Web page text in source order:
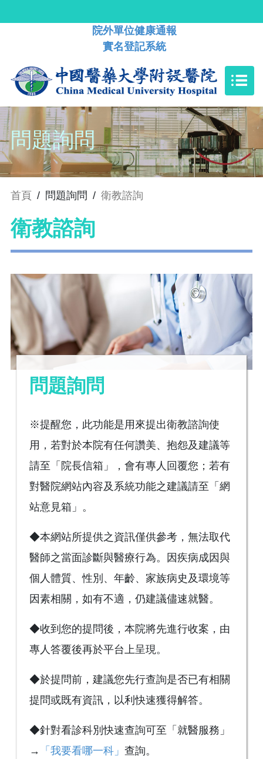
院外單位健康通報
實名登記系統
問題詢問
首頁 / 問題詢問 / 衛教諮詢
衛教諮詢
問題詢問
※提醒您，此功能是用來提出衛教諮詢使
用，若對於本院有任何讚美、抱怨及建議等
請至「院長信箱」，會有專人回覆您；若有
對醫院網站內容及系統功能之建議請至「網
站意見箱」。
◆本網站所提供之資訊僅供參考，無法取代
醫師之當面診斷與醫療行為。因疾病成因與
個人體質、性別、年齡、家族病史及環境等
因素相關，如有不適，仍建議儘速就醫。
◆收到您的提問後，本院將先進行收案，由
專人答覆後再於平台上呈現。
◆於提問前，建議您先行查詢是否已有相關
提問或既有資訊，以利快速獲得解答。
◆針對看診科別快速查詢可至「就醫服務」
→
「我要看哪一科」 查詢。